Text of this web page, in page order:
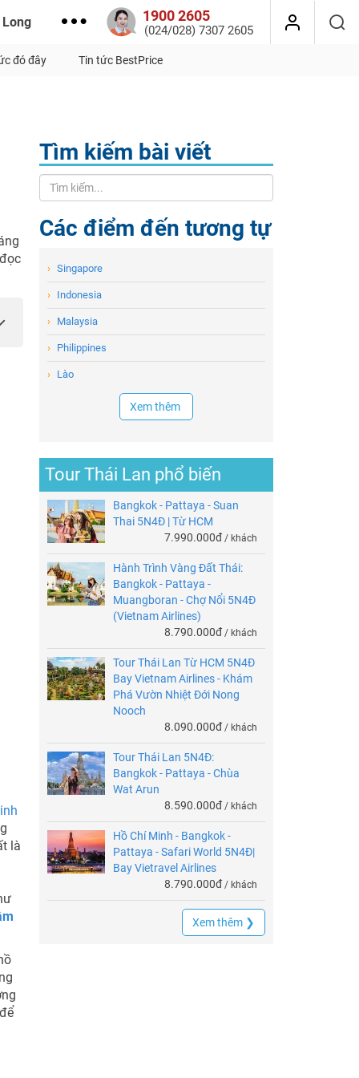
1900 2605
(024/028) 7307 2605
đó đây Tin tức BestPrice
là
Tìm kiếm bài viết
Các điểm đến tương tự
› Singapore
› Indonesia
› Malaysia
› Philippines
› Lào
Xem thêm
Tour Thái Lan phổ biến
Bangkok - Pattaya - Suan
Thai 5N4Đ | Từ HCM
7.990.000đ / khách
Hành Trình Vàng Đất Thái:
Bangkok - Pattaya -
Muangboran - Chợ Nổi 5N4Đ
(Vietnam Airlines)
8.790.000đ / khách
Tour Thái Lan Từ HCM 5N4Đ
Bay Vietnam Airlines - Khám
Phá Vườn Nhiệt Đới Nong
Nooch
8.090.000đ / khách
Tour Thái Lan 5N4Đ:
Bangkok - Pattaya - Chùa
Wat Arun
8.590.000đ / khách
Hồ Chí Minh - Bangkok -
Pattaya - Safari World 5N4Đ|
Bay Vietravel Airlines
8.790.000đ / khách
Xem thêm ❯